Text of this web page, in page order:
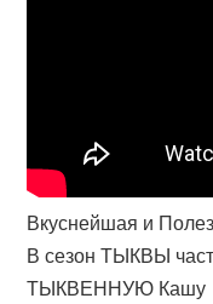
Вкуснейшая и
В сезон ТЫКВЫ
ТЫКВЕННУЮ Кашу